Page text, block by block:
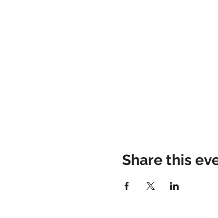
Share this